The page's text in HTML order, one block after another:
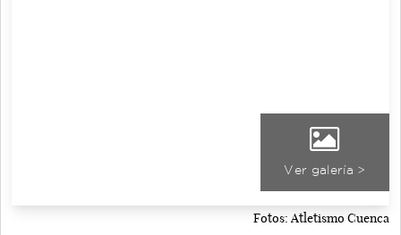
Ver galería >
Fotos: Atletismo Cuenca